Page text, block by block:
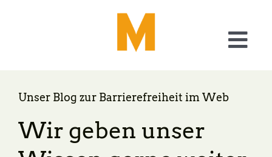
Unser Blog zur Barrierefreiheit im Web
Wir geben unser